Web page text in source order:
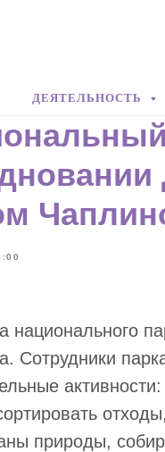
ДЕЯТЕЛЬНОСТЬ
национального
Сотрудники
природы,